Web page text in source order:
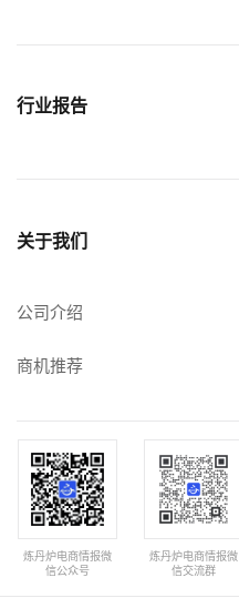
行业报告
关于我们
公司介绍
商机推荐
炼丹炉电商情报微
信公众号
炼丹炉电商情报微
信交流群